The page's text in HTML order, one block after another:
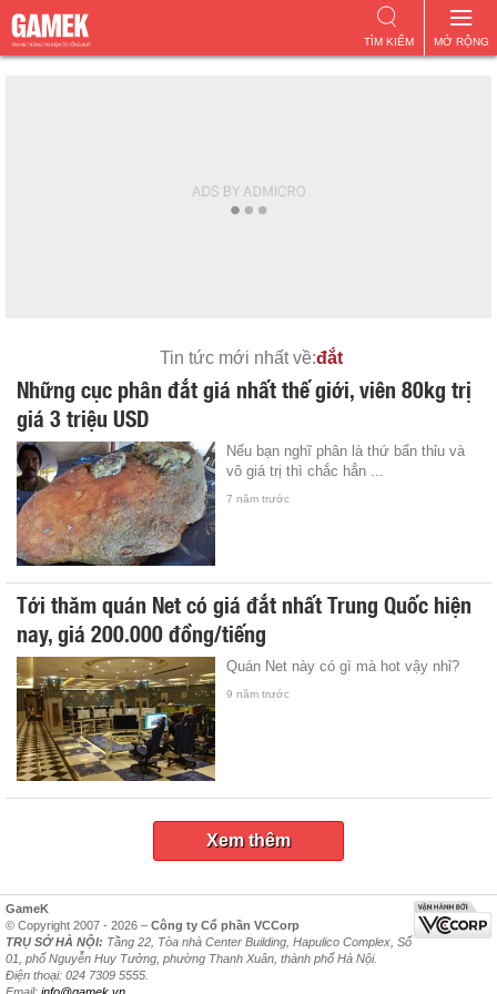
MỞ RỘNG
TÌM KIẾM
Tin tức mới nhất về:đắt
Những cục phân đắt giá nhất thế giới, viên 80kg trị
giá 3 triệu USD
Nếu bạn nghĩ phân là thứ bẩn thỉu và
vô giá trị thì chắc hẳn ...
7 năm trước
Tới thăm quán Net có giá đắt nhất Trung Quốc hiện
nay, giá 200.000 đồng/tiếng
Quán Net này có gì mà hot vậy nhỉ?
9 năm trước
Xem thêm
GameK
© Copyright 2007 - 2026 – Công ty Cổ phần VCCorp
TRỤ SỞ HÀ NỘI: Tầng 22, Tòa nhà Center Building, Hapulico Complex, Số
01, phố Nguyễn Huy Tưởng, phường Thanh Xuân, thành phố Hà Nội.
Điện thoại: 024 7309 5555.